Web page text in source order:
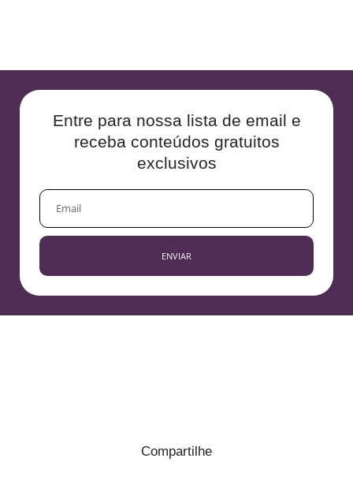
Entre para nossa lista de email e
receba conteúdos gratuitos
exclusivos
EMAIL
ENVIAR
Compartilhe